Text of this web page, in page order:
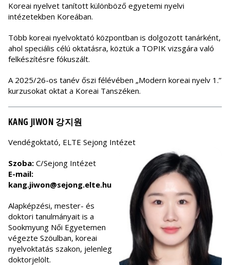
Koreai nyelvet tanított különböző egyetemi nyelvi
intézetekben Koreában.
Több koreai nyelvoktató központban is dolgozott tanárként,
ahol speciális célú oktatásra, köztük a TOPIK vizsgára való
felkészítésre fókuszált.
A 2025/26-os tanév őszi félévében „Modern koreai nyelv 1.”
kurzusokat oktat a Koreai Tanszéken.
KANG JIWON 강지원
Vendégoktató, ELTE Sejong Intézet
Szoba: C/Sejong Intézet
E-mail:
kang.jiwon@sejong.elte.hu
Alapképzési, mester- és
doktori tanulmányait is a
Sookmyung Női Egyetemen
végezte Szöulban, koreai
nyelvoktatás szakon, jelenleg
doktorjelölt.